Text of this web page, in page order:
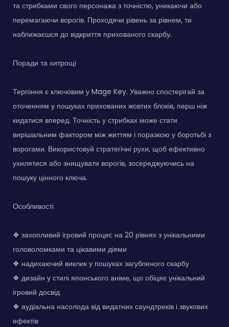
та стрибками свого персонажа з точністю, уникаючи або
перемагаючи ворогів. Проходячи рівень за рівнем, ти
наближаєшся до відкриття прихованого скарбу.
Поради та хитрощі
Терпіння є ключовим у Mage Key. Уважно спостерігай за
оточенням у пошуках прихованих жовтих блоків, перш ніж
кидатися вперед. Точність у стрибках може стати
вирішальним фактором між життям і поразкою у боротьбі з
ворогами. Використовуй стратегічні рухи, щоб ефективно
ухилятися або знищувати ворогів, зосереджуючись на
пошуку цінного ключа.
Особливості
❖ захопливий ігровий процес на 20 рівнях з унікальними
головоломками та цікавими діями
❖ надихаючий виклик у пошуках загубленого скарбу
❖ дизайн у стилі японського аніме, що обіцяє унікальний
ігровий досвід
❖ аудіальна насолода від видатних саундтреків і звукових
ефектів